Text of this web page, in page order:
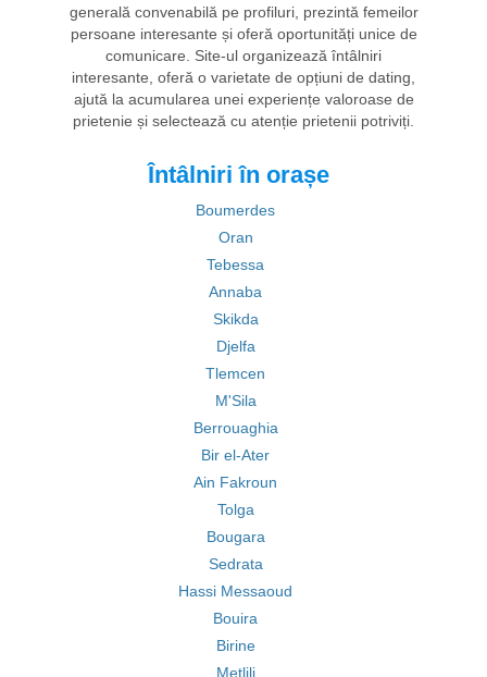
generală convenabilă pe profiluri, prezintă femeilor
persoane interesante și oferă oportunități unice de
comunicare. Site-ul organizează întâlniri
interesante, oferă o varietate de opțiuni de dating,
ajută la acumularea unei experiențe valoroase de
prietenie și selectează cu atenție prietenii potriviți.
Întâlniri în orașe
Boumerdes
Oran
Tebessa
Annaba
Skikda
Djelfa
Tlemcen
M'Sila
Berrouaghia
Bir el-Ater
Ain Fakroun
Tolga
Bougara
Sedrata
Hassi Messaoud
Bouira
Birine
Metlili